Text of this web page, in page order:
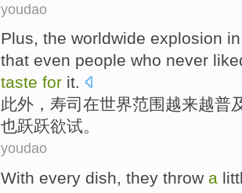
youdao
Plus, the worldwide explosion
that even people who never
taste for it.
此外 ， 寿司 在世界范围越来越普
也跃跃欲试。
youdao
With every dish, they throw a